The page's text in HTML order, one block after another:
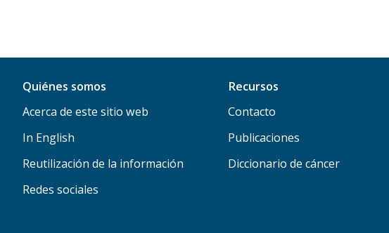
Quiénes somos
Acerca de este sitio web
In English
Reutilización de la información
Redes sociales
Recursos
Contacto
Publicaciones
Diccionario de cáncer